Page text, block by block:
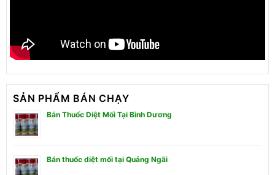
SẢN PHẨM BÁN CHẠY
Bán Thuốc Diệt Mối Tại Bình Dương
Bán thuốc diệt mối tại Quảng Ngãi